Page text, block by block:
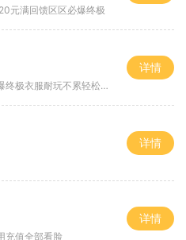
元满回馈区区必爆终极
极衣服耐玩不累轻松满级
详情
详情
充值全部看脸
详情